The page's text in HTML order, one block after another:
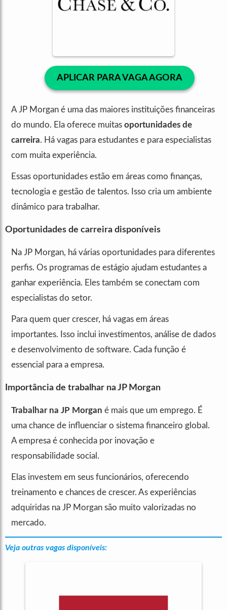
APLICAR PARA VAGA AGORA
A JP Morgan é uma das maiores instituições financeiras
do mundo. Ela oferece muitas oportunidades de
carreira. Há vagas para estudantes e para especialistas
com muita experiência.
Essas oportunidades estão em áreas como finanças,
tecnologia e gestão de talentos. Isso cria um ambiente
dinâmico para trabalhar.
Oportunidades de carreira disponíveis
Na JP Morgan, há várias oportunidades para diferentes
perfis. Os programas de estágio ajudam estudantes a
ganhar experiência. Eles também se conectam com
especialistas do setor.
Para quem quer crescer, há vagas em áreas
importantes. Isso inclui investimentos, análise de dados
e desenvolvimento de software. Cada função é
essencial para a empresa.
Importância de trabalhar na JP Morgan
Trabalhar na JP Morgan é mais que um emprego. É
uma chance de influenciar o sistema financeiro global.
A empresa é conhecida por inovação e
responsabilidade social.
Elas investem em seus funcionários, oferecendo
treinamento e chances de crescer. As experiências
adquiridas na JP Morgan são muito valorizadas no
mercado.
Veja outras vagas disponíveis: